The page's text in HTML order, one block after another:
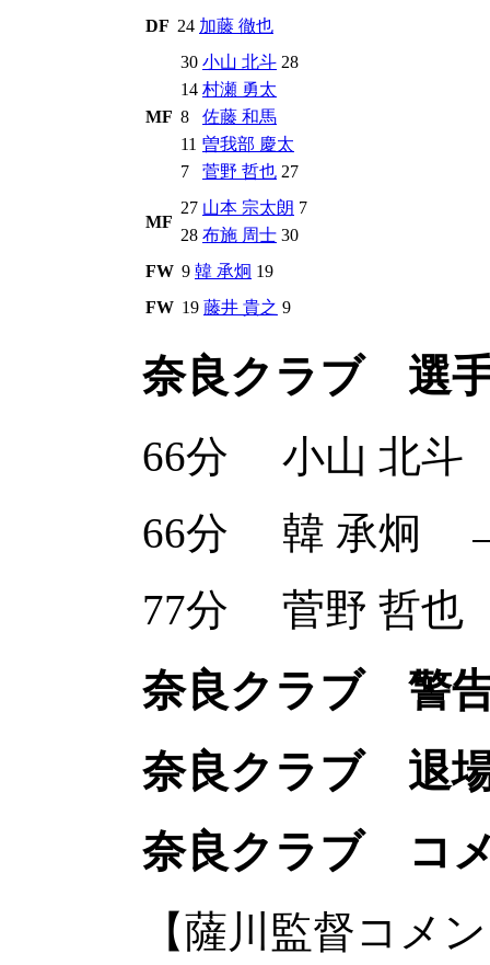
DF 24 加藤 徹也
MF
30 小山 北斗 28
14 村瀬 勇太
8
佐藤 和馬
11 曽我部 慶太
7
菅野 哲也 27
MF
27 山本 宗太朗 7
28 布施 周士 30
FW 9 韓 承炯 19
FW 19 藤井 貴之 9
奈良クラブ 選
66分 小山 北斗
66分
韓 承炯
77分
菅野 哲也
奈良クラブ 警
奈良クラブ 退
奈良クラブ コ
【薩川監督コメ